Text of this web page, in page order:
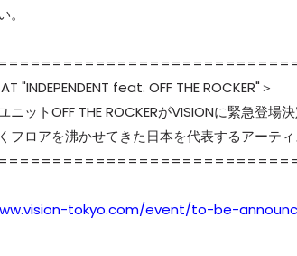
。
"INDEPENDENT feat. OFF THE ROCKER"＞
ニットOFF THE ROCKERがVISIONに緊急登場決
フロアを沸かせてきた日本を代表するアーテ
tokyo.com/event/to-be-